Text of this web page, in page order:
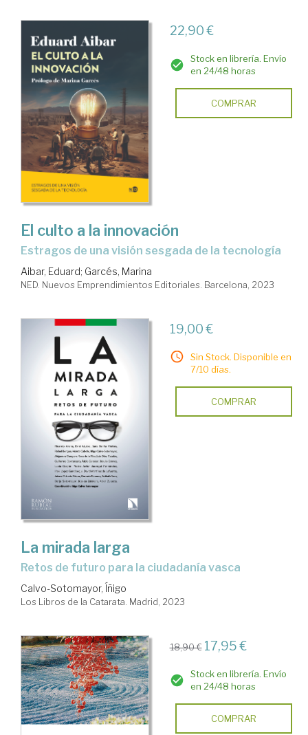
22,90 €
Stock en librería. Envío
en 24/48 horas
COMPRAR
El culto a la innovación
estragos de una visión sesgada de la tecnología
Aibar, Eduard; Garcés, Marina
NED. Nuevos Emprendimientos Editoriales. Barcelona, 2023
19,00 €
Sin Stock. Disponible en
7/10 días.
COMPRAR
La mirada larga
Retos de futuro para la ciudadanía vasca
Calvo-Sotomayor, Íñigo
Los Libros de la Catarata. Madrid, 2023
18,90 € 17,95 €
Stock en librería. Envío
en 24/48 horas
COMPRAR